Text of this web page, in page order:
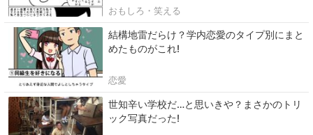
おもしろ・笑える
結構地雷だらけ？学内恋愛のタイプ別にまと
めたものがこれ!
恋愛
世知辛い学校だ…と思いきや？まさかのトリ
ック写真だった!